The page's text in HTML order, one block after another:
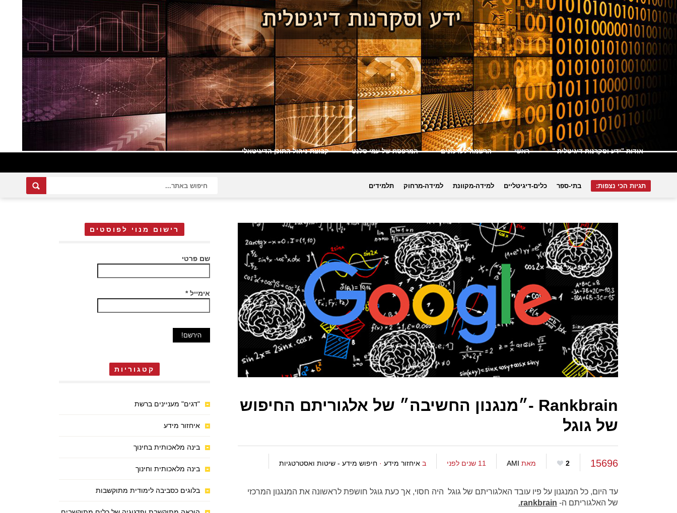
אודות "ידע וסקרנות דיגיטלית " ראשי הרשמה לעדכונים המרפסת של עמי סלנט קבוצת ניהול התוכן הדיגיטאלי
תגיות הכי נצפות: בתי-ספר כלים-דיגיטליים למידה-מקוונת למידה-מרחוק תלמידים
Rankbrain -״מנגנון החשיבה״ של אלגוריתם החיפוש
של גוגל
15696
2 מאת AMI 11 שנים לפני ב איחזור מידע · חיפוש מידע - שיטות ואסטרטגיות
עד היום, כל המנגנון על פיו עובד האלגוריתם של גוגל היה חסוי, אך כעת גוגל חושפת לראשונה את המנגנון המרכזי
של האלגוריתם ה- rankbrain.
רישום מנוי לפוסטים
שם פרטי
אימייל*
קטגוריות
"דגים" מעניינים ברשת
איחזור מידע
בינה מלאכותית בחינוך
בינה מלאכותית וחינוך
בלוגים כסביבה לימודית מתוקשבות